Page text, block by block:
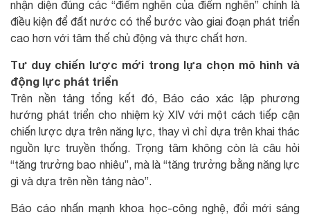
nhận diện đúng các “điểm nghẽn của điểm nghẽn” chính là
điều kiện để đất nước có thể bước vào giai đoạn phát triển
cao hơn với tâm thế chủ động và thực chất hơn.
Tư duy chiến lược mới trong lựa chọn mô hình và
động lực phát triển
Trên nền tảng tổng kết đó, Báo cáo xác lập phương
hướng phát triển cho nhiệm kỳ XIV với một cách tiếp cận
chiến lược dựa trên năng lực, thay vì chỉ dựa trên khai thác
nguồn lực truyền thống. Trọng tâm không còn là câu hỏi
“tăng trưởng bao nhiêu”, mà là “tăng trưởng bằng năng lực
gì và dựa trên nền tảng nào”.
Báo cáo nhấn mạnh khoa học-công nghệ, đổi mới sáng